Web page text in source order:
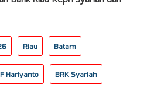
Riau Batam
Hariyanto BRK Syariah